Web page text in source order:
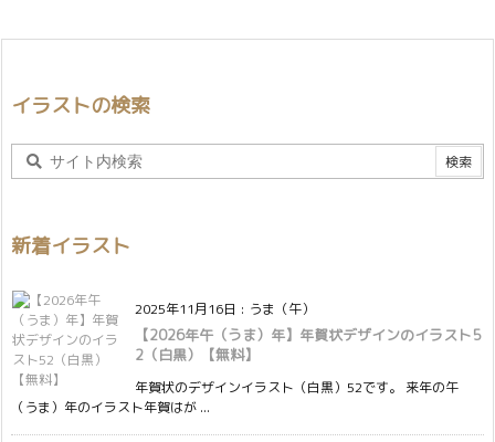
イラストの検索
新着イラスト
2025年11月16日 : うま（午）
【2026年午（うま）年】年賀状デザインのイラスト5
2（白黒）【無料】
年賀状のデザインイラスト（白黒）52です。 来年の午
（うま）年のイラスト年賀はが ...